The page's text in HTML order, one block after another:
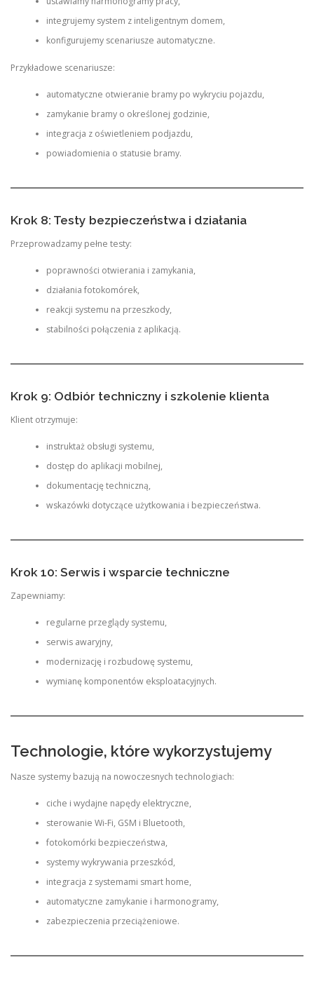
integrujemy system z inteligentnym domem,
konfigurujemy scenariusze automatyczne.
Przykładowe scenariusze:
automatyczne otwieranie bramy po wykryciu pojazdu,
zamykanie bramy o określonej godzinie,
integracja z oświetleniem podjazdu,
powiadomienia o statusie bramy.
Krok 8: Testy bezpieczeństwa i działania
Przeprowadzamy pełne testy:
poprawności otwierania i zamykania,
działania fotokomórek,
reakcji systemu na przeszkody,
stabilności połączenia z aplikacją.
Krok 9: Odbiór techniczny i szkolenie klienta
Klient otrzymuje:
instruktaż obsługi systemu,
dostęp do aplikacji mobilnej,
dokumentację techniczną,
wskazówki dotyczące użytkowania i bezpieczeństwa.
Krok 10: Serwis i wsparcie techniczne
Zapewniamy:
regularne przeglądy systemu,
serwis awaryjny,
modernizację i rozbudowę systemu,
wymianę komponentów eksploatacyjnych.
Technologie, które wykorzystujemy
Nasze systemy bazują na nowoczesnych technologiach:
ciche i wydajne napędy elektryczne,
sterowanie Wi-Fi, GSM i Bluetooth,
fotokomórki bezpieczeństwa,
systemy wykrywania przeszkód,
integracja z systemami smart home,
automatyczne zamykanie i harmonogramy,
zabezpieczenia przeciążeniowe.